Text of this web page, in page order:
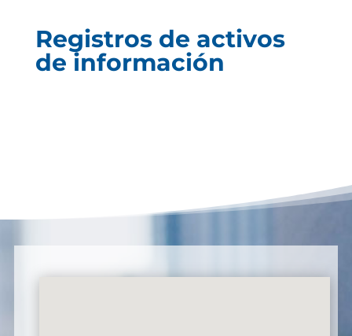
Registros de activos
de información